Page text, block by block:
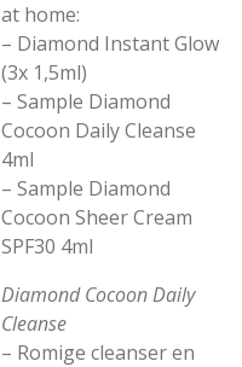
at home:
– Diamond Instant Glow
(3x 1,5ml)
– Sample Diamond
Cocoon Daily Cleanse
4ml
– Sample Diamond
Cocoon Sheer Cream
SPF30 4ml
Diamond Cocoon Daily
Cleanse
– Romige cleanser en